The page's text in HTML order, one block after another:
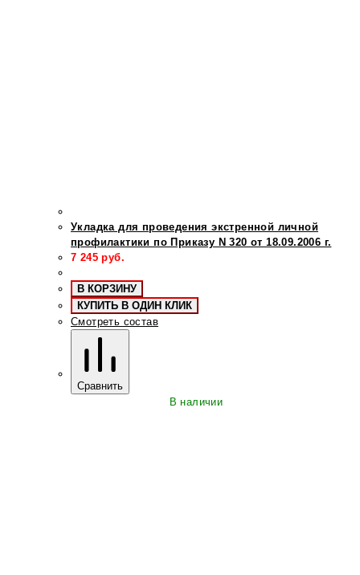
Укладка для проведения экстренной личной
профилактики по Приказу N 320 от 18.09.2006 г.
7 245 руб.
В КОРЗИНУ
КУПИТЬ В ОДИН КЛИК
Смотреть состав
Сравнить
В наличии